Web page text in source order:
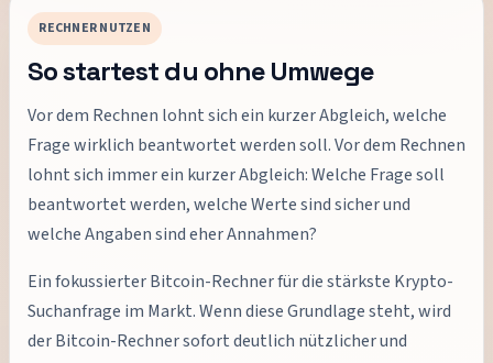
RECHNER NUTZEN
So startest du ohne Umwege
Vor dem Rechnen lohnt sich ein kurzer Abgleich, welche
Frage wirklich beantwortet werden soll. Vor dem Rechnen
lohnt sich immer ein kurzer Abgleich: Welche Frage soll
beantwortet werden, welche Werte sind sicher und
welche Angaben sind eher Annahmen?
Ein fokussierter Bitcoin-Rechner für die stärkste Krypto-
Suchanfrage im Markt. Wenn diese Grundlage steht, wird
der Bitcoin-Rechner sofort deutlich nützlicher und